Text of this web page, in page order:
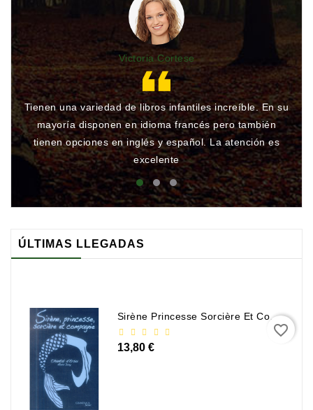
Victoria Cortese
Tienen una variedad de libros infantiles increíble. En su
mayoría disponen en idioma francés pero también
tienen opciones en inglés y español. La atención es
excelente
ÚLTIMAS LLEGADAS
Sirène Princesse Sorcière Et Compagnie
13,80 €
favorite_border